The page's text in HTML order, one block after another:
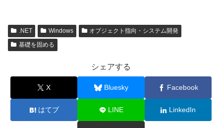
.NET Windows
オブジェクト指向・システム開発
基礎を固める
シェアする
X Bluesky Facebook
はてブ LINE LinkedIn